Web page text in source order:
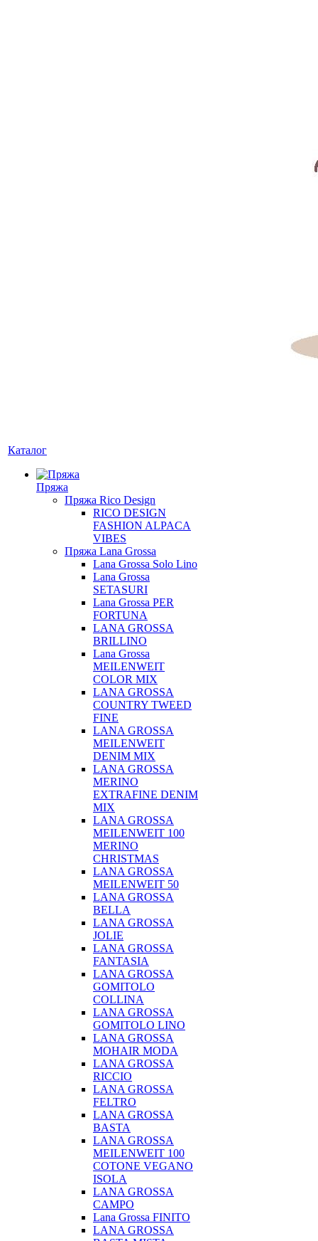
Каталог
Пряжа
Пряжа Rico Design
RICO DESIGN
FASHION ALPACA
VIBES
Пряжа Lana Grossa
Lana Grossa Solo Lino
Lana Grossa
SETASURI
Lana Grossa PER
FORTUNA
LANA GROSSA
BRILLINO
Lana Grossa
MEILENWEIT
COLOR MIX
LANA GROSSA
COUNTRY TWEED
FINE
LANA GROSSA
MEILENWEIT
DENIM MIX
LANA GROSSA
MERINO
EXTRAFINE DENIM
MIX
LANA GROSSA
MEILENWEIT 100
MERINO
CHRISTMAS
LANA GROSSA
MEILENWEIT 50
LANA GROSSA
BELLA
LANA GROSSA
JOLIE
LANA GROSSA
FANTASIA
LANA GROSSA
GOMITOLO
COLLINA
LANA GROSSA
GOMITOLO LINO
LANA GROSSA
MOHAIR MODA
LANA GROSSA
RICCIO
LANA GROSSA
FELTRO
LANA GROSSA
BASTA
LANA GROSSA
MEILENWEIT 100
COTONE VEGANO
ISOLA
LANA GROSSA
CAMPO
Lana Grossa FINITO
LANA GROSSA